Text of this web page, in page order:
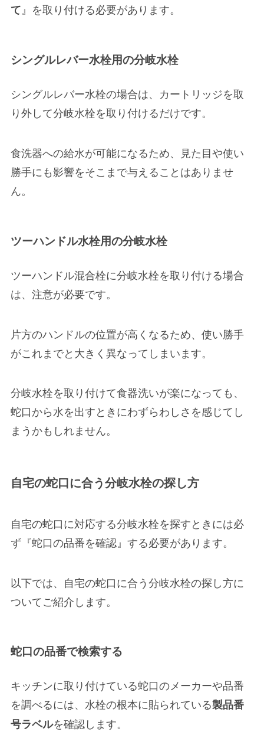
て 』を取り付ける必要があります。
シングルレバー水栓用の分岐水栓
シングルレバー水栓の場合は、 カートリッジを取
り外して分岐水栓を取り付けるだけです。
食洗器への給水が可能になるため、見た目や使い
勝手にも影響をそこまで与えることはありませ
ん。
ツーハンドル水栓用の分岐水栓
ツーハンドル混合栓に分岐水栓を取り付ける場合
は、注意が必要です。
片方のハンドルの位置が高くなるため、 使い勝手
がこれまでと大きく異なってしまいます。
分岐水栓を取り付けて食器洗いが楽になっても、
蛇口から水を出すときにわずらわしさを感じてし
まうかも しれません。
自宅の蛇口に合う分岐水栓の探し方
自宅の蛇口に対応する分岐水栓を探すときには必
ず『蛇口の品番を確認』する必要があります。
以下では、 自宅の蛇口に合う分岐水栓の探し方に
ついてご紹介します。
蛇口の品番で検索する
キッチンに取り付けている蛇口のメーカーや品番
を調べるには、水栓の根本に貼られている製品番
号ラベルを確認します。